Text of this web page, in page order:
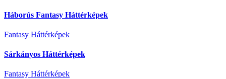
Háborús Fantasy Háttérképek
Fantasy Háttérképek
Sárkányos Háttérképek
Fantasy Háttérképek